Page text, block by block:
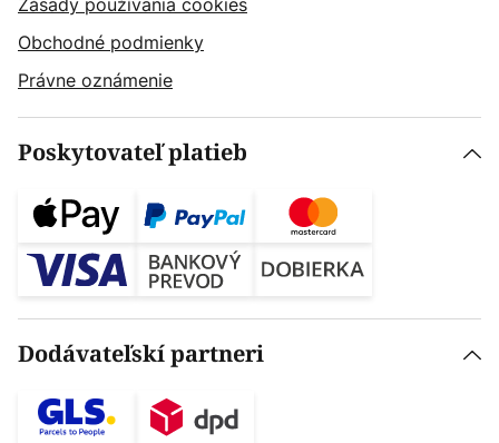
Obchodné podmienky
Právne oznámenie
Poskytovateľ platieb
Dodávateľskí partneri